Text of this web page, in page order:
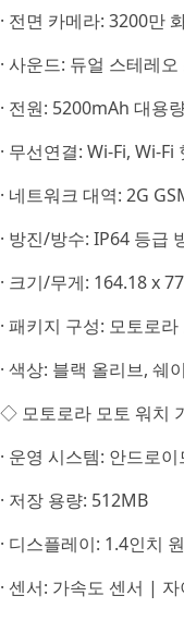
· 전면 카메라: 3200만
· 사운드: 듀얼 스테레
· 전원: 5200mAh 대용
· 무선연결: Wi-Fi, Wi-
· 네트워크 대역: 2G
· 방진/방수: IP64 등급
· 크기/무게: 164.18 x
· 패키지 구성: 모토로
· 색상: 블랙 올리브, 쉐
◇ 모토로라 모토 워치
· 운영 시스템: 안드로
· 저장 용량: 512MB
· 디스플레이: 1.4인치
· 센서: 가속도 센서 |